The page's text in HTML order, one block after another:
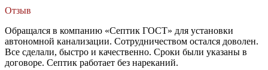
Отзыв
Обращался в компанию «Септик ГОСТ» для установки
автономной канализации. Сотрудничеством остался доволен.
Все сделали, быстро и качественно. Сроки были указаны в
договоре. Септик работает без нареканий.